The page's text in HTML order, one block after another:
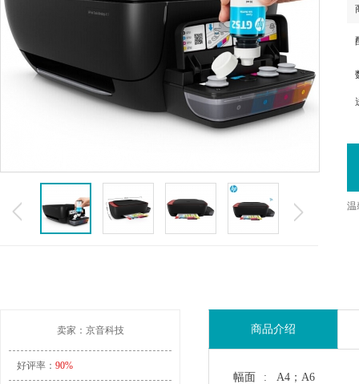
温
卖家：京音科技
好评率： 90%
商品介绍
幅面
: A4；A6